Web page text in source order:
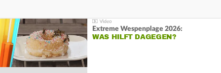
Extreme Wespenplage 2026:
WAS HILFT DAGEGEN?